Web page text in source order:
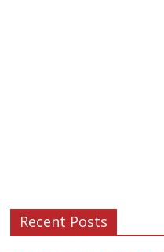
Recent Posts